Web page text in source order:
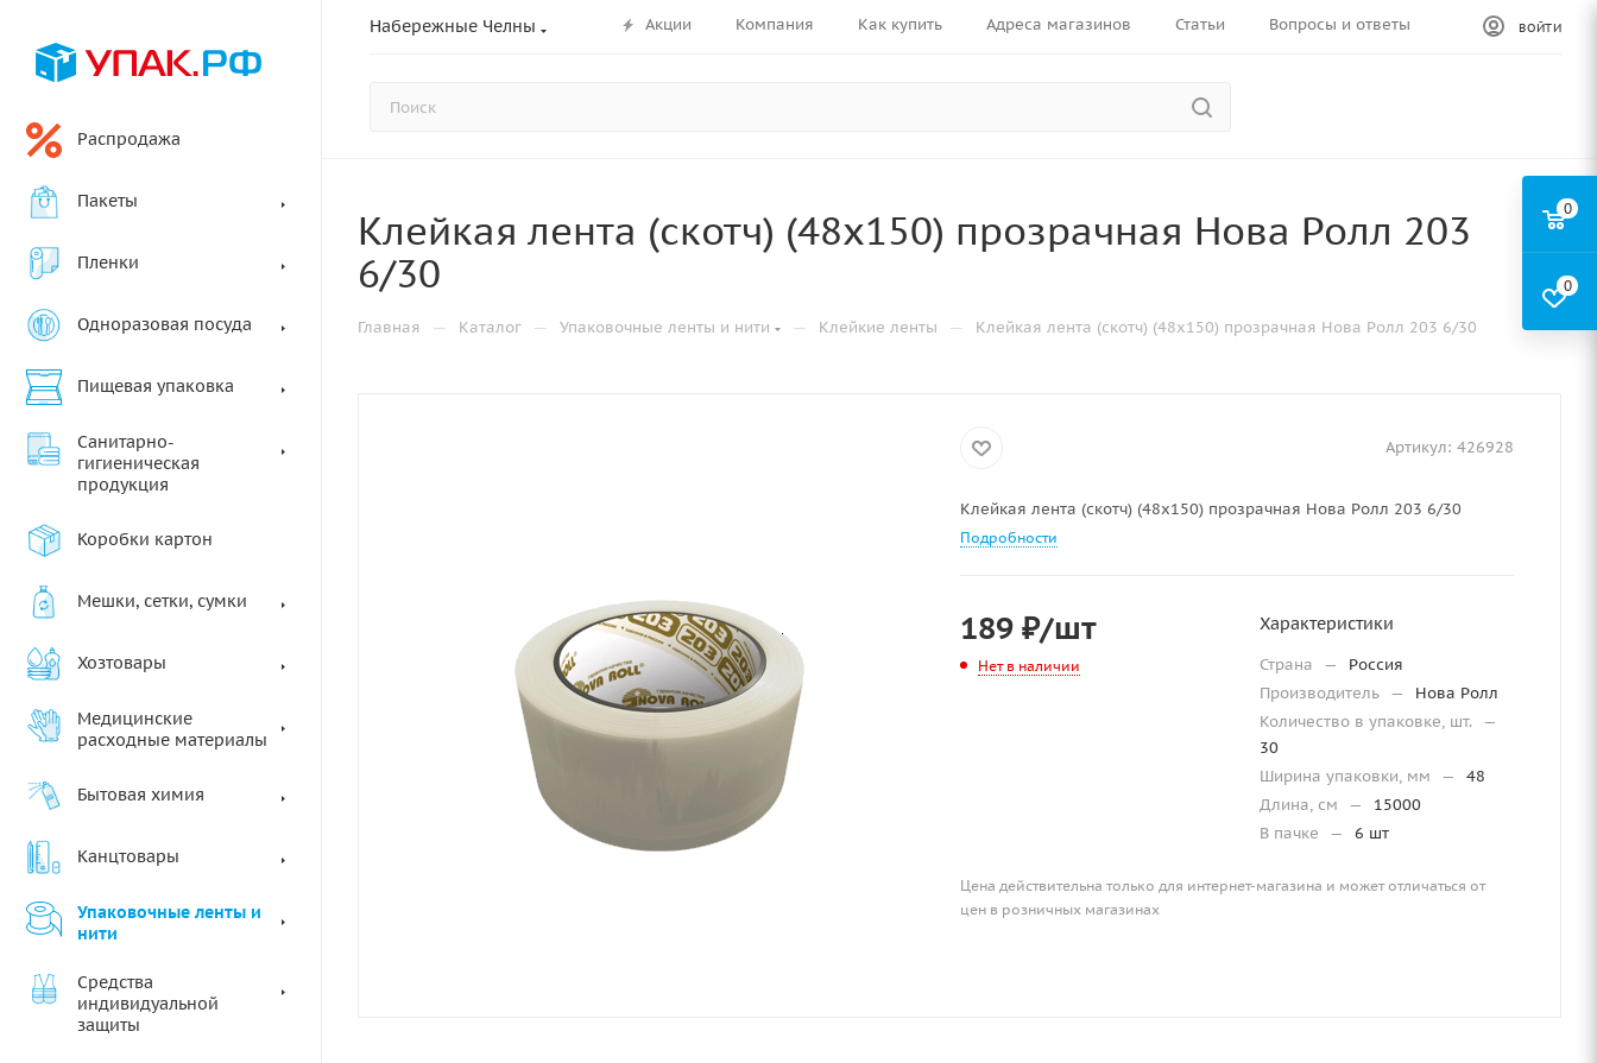
Набережные Челны Акции Компания Как купить Адреса магазинов Статьи Вопросы и ответы ВОЙТИ
Распродажа
Пакеты
Пленки
Одноразовая посуда
Пищевая упаковка
Санитарно-
гигиеническая
продукция
Коробки картон
Мешки, сетки, сумки
Хозтовары
Медицинские
расходные материалы
Бытовая химия
Канцтовары
Упаковочные ленты и
нити
Средства
индивидуальной
защиты
Клейкая лента (скотч) (48х150) прозрачная Нова Ролл 203
6/30
Главная — Каталог — Упаковочные ленты и нити — Клейкие ленты — Клейкая лента (скотч) (48х150) прозрачная Нова Ролл 203 6/30
Артикул: 426928
Клейкая лента (скотч) (48х150) прозрачная Нова Ролл 203 6/30
Подробности
189₽/шт
Нет в наличии
Характеристики
Страна —
Россия
Производитель —
Нова Ролл
Количество в упаковке, шт.
—
30
Ширина упаковки, мм
—
48
Длина, см
—
15000
В пачке
— 6 шт
Цена действительна только для интернет-магазина и может отличаться от
цен в розничных магазинах
0
0